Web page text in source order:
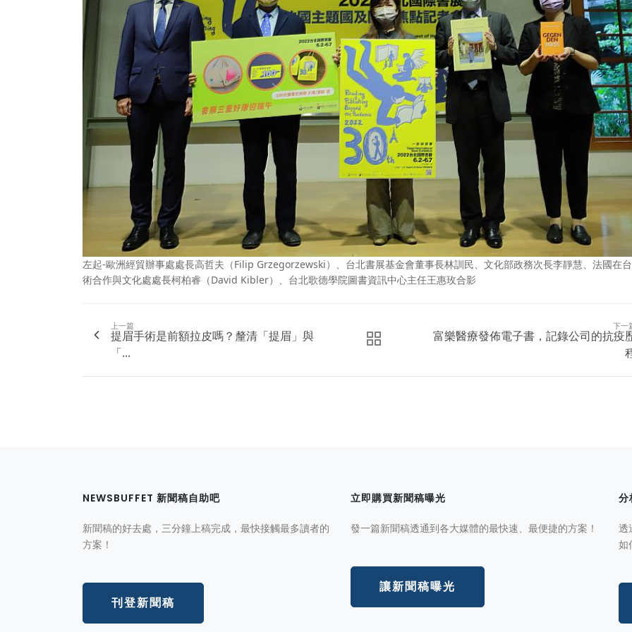
左起-歐洲經貿辦事處處長高哲夫（Filip Grzegorzewski）、台北書展基金會董事長林訓民、文化部政務次長李靜慧、法國在
術合作與文化處處長柯柏睿（David Kibler）、台北歌德學院圖書資訊中心主任王惠玫合影
上一篇
提眉手術是前額拉皮嗎？釐清「提眉」與
「...
下一
富樂醫療發佈電子書，記錄公司的抗疫
NEWSBUFFET 新聞稿自助吧
新聞稿的好去處，三分鐘上稿完成，最快接觸最多讀者的
方案！
刊登新聞稿
立即購買新聞稿曝光
發一篇新聞稿透通到各大媒體的最快速、最便捷的方案！
讓新聞稿曝光
分
透
如